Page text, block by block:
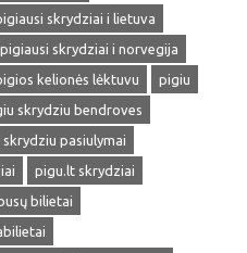
skrydziai i lietuva
pigiausi skrydziai i norvegija
kelionės lėktuvu
pigiu
skrydziu bendroves
pasiulymai
pigu.lt skrydziai
bilietai